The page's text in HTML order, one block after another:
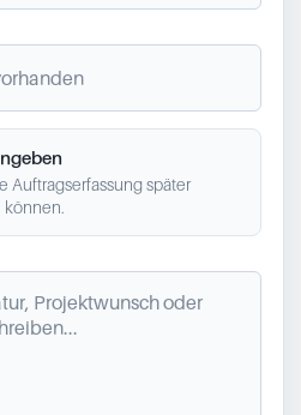
Auftragserfassung später
können.